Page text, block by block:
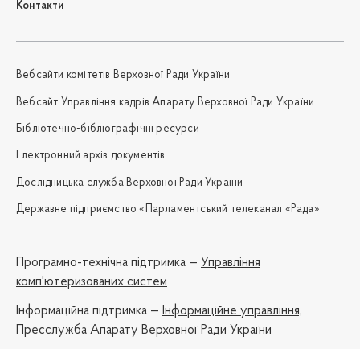
Контакти
Вебсайти комітетів Верховної Ради України
Вебсайт Управління кадрів Апарату Верховної Ради України
Бібліотечно-бібліографічні ресурси
Електронний архів документів
Дослідницька служба Верховної Ради України
Державне підприємство «Парламентський телеканал «Рада»
Програмно-технічна підтримка — Управління
комп'ютеризованих систем
Iнформаційна підтримка — Інформаційне управління,
Пресслужба Апарату Верховної Ради України